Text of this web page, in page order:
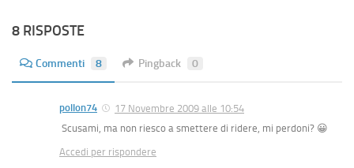
8 RISPOSTE
Commenti 8 Pingback 0
pollon74
17 Novembre 2009 alle 10:54
Scusami, ma non riesco a smettere di ridere, mi perdoni? 😀
Accedi per rispondere